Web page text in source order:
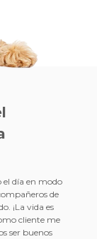
día en modo
de
¡La vida es
cliente me
ser buenos